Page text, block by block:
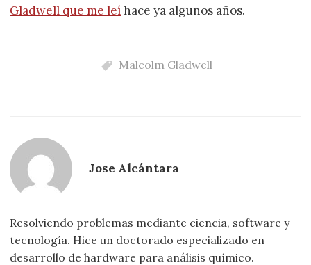
Gladwell que me leíhace ya algunos años.
Malcolm Gladwell
Jose Alcántara
Resolviendo problemas mediante ciencia, software y
tecnología. Hice un doctorado especializado en
desarrollo de hardware para análisis químico.